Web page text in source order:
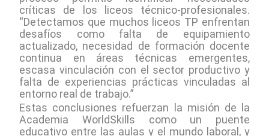
críticas de los liceos técnico-profesionales.
“Detectamos que muchos liceos TP enfrentan
desafíos como falta de equipamiento
actualizado, necesidad de formación docente
continua en áreas técnicas emergentes,
escasa vinculación con el sector productivo y
falta de experiencias prácticas vinculadas al
entorno real de trabajo.”
Estas conclusiones refuerzan la misión de la
Academia WorldSkills como un puente
educativo entre las aulas y el mundo laboral, y